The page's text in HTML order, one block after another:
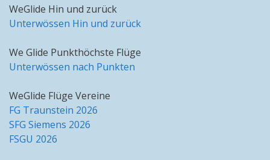
WeGlide Hin und zurück
Unterwössen Hin und zurück
We Glide Punkthöchste Flüge
Unterwössen nach Punkten
WeGlide Flüge Vereine
FG Traunstein 2026
SFG Siemens 2026
FSGU 2026